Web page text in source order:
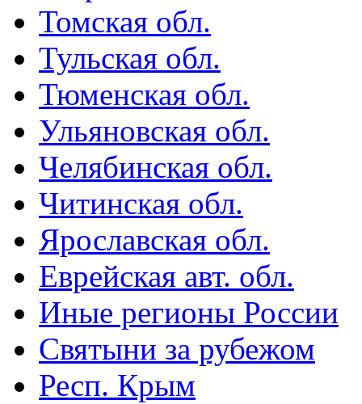
Томская обл.
Тульская обл.
Тюменская обл.
Ульяновская обл.
Челябинская обл.
Читинская обл.
Ярославская обл.
Еврейская авт. обл.
Иные регионы России
Святыни за рубежом
Респ. Крым